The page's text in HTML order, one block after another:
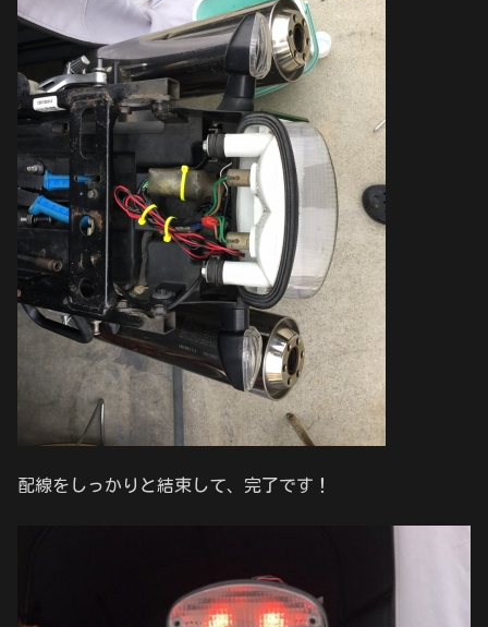
配線をしっかりと結束して、完了です！